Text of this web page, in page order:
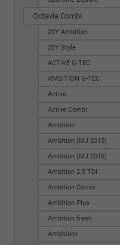
Octavia Combi
20Y Ambition
20Y Style
ACTIVE G-TEC
AMBITION G-TEC
Active
Active Combi
Ambition
Ambition (MJ 2015)
Ambition (MJ 2016)
Ambition 2.0 TDI
Ambition Combi
Ambition Plus
Ambition fresh
Ambition+